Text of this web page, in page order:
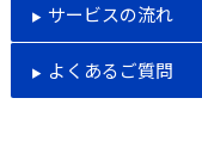
サービスの流れ
よくあるご質問